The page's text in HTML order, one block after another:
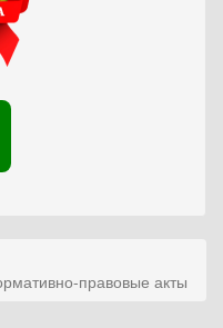
правовые акты